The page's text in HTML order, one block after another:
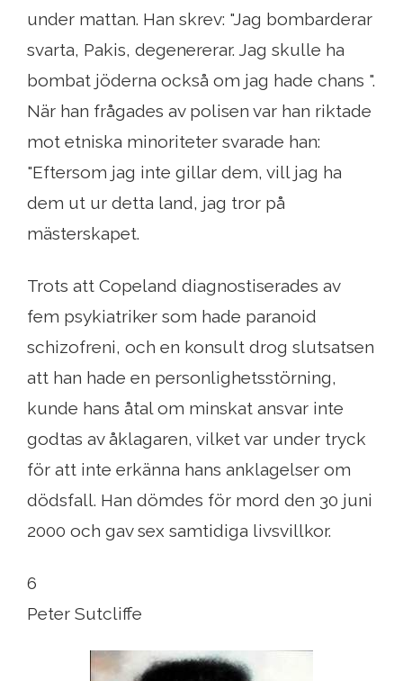
under mattan. Han skrev: "Jag bombarderar
svarta, Pakis, degenererar. Jag skulle ha
bombat jöderna också om jag hade chans ".
När han frågades av polisen var han riktade
mot etniska minoriteter svarade han:
"Eftersom jag inte gillar dem, vill jag ha
dem ut ur detta land, jag tror på
mästerskapet.
Trots att Copeland diagnostiserades av
fem psykiatriker som hade paranoid
schizofreni, och en konsult drog slutsatsen
att han hade en personlighetsstörning,
kunde hans åtal om minskat ansvar inte
godtas av åklagaren, vilket var under tryck
för att inte erkänna hans anklagelser om
dödsfall. Han dömdes för mord den 30 juni
2000 och gav sex samtidiga livsvillkor.
6
Peter Sutcliffe